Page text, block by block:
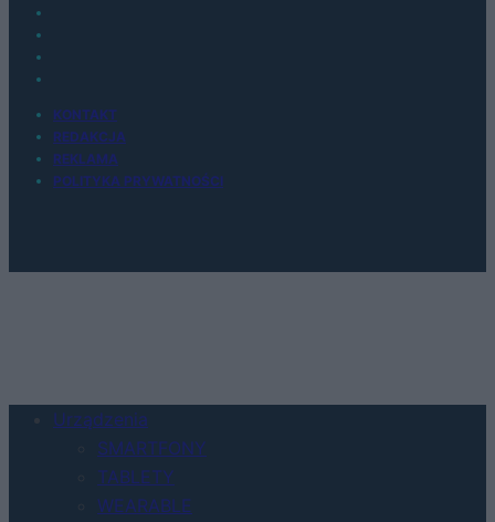
KONTAKT
REDAKCJA
REKLAMA
POLITYKA PRYWATNOŚCI
Urządzenia
SMARTFONY
TABLETY
WEARABLE